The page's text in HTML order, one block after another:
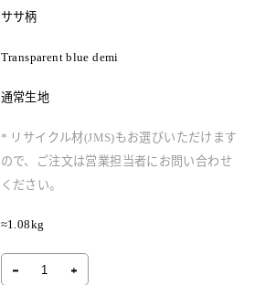
ササ柄
Transparent blue demi
通常生地
* リサイクル材(JMS)もお選びいただけます
ので、ご注文は営業担当者にお問い合わせ
ください。
≈1.08kg